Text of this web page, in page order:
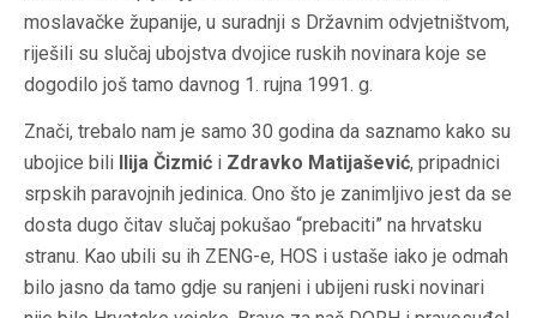
moslavačke županije, u suradnji s Državnim odvjetništvom,
riješili su slučaj ubojstva dvojice ruskih novinara koje se
dogodilo još tamo davnog 1. rujna 1991. g.
Znači, trebalo nam je samo 30 godina da saznamo kako su
ubojice bili
Ilija Čizmić i Zdravko Matijašević, pripadnici
srpskih paravojnih jedinica. Ono što je zanimljivo jest da se
dosta dugo čitav slučaj pokušao “prebaciti” na hrvatsku
stranu. Kao ubili su ih ZENG-e, HOS i ustaše iako je odmah
bilo jasno da tamo gdje su ranjeni i ubijeni ruski novinari